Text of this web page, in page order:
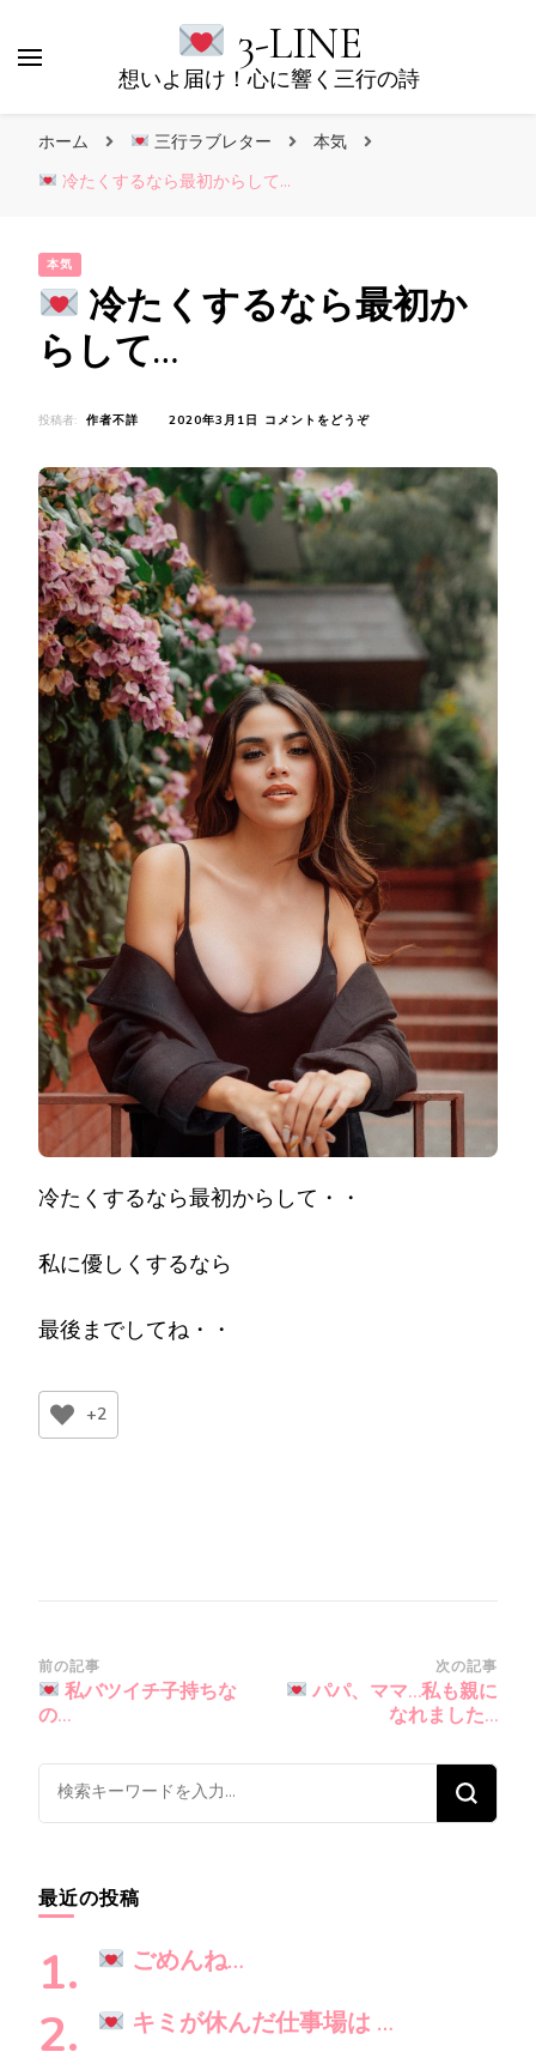
3-LINE
想いよ届け！心に響く三行の詩
ホーム 三行ラブレター
本気
冷たくするなら最初からして…
本気
冷たくするなら最初か
らして…
投稿者: 作者不詳 2020年3月1日 コメントをどうぞ(
た
く
る
か
冷たくするなら最初からして・・
私に優しくするなら
最後までしてね・・
+2
投
稿
ビ
ゲ
ョ
前の記事
私バツイチ子持ちな
の…
次の記事
パパ、ママ…私も親に
なれました…
に
探
で
す
か
最近の投稿
ごめんね…
キミが休んだ仕事場は …